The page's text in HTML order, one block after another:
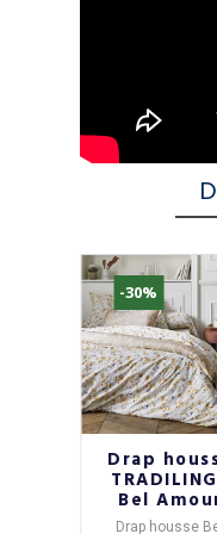
-30%
Drap
Bel
Jaune
Drap housse